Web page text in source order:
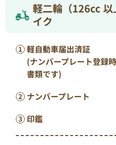
軽二輪（126cc
イク
軽自動車届出済証
(ナンバープレート登録
書類です)
ナンバープレート
印鑑